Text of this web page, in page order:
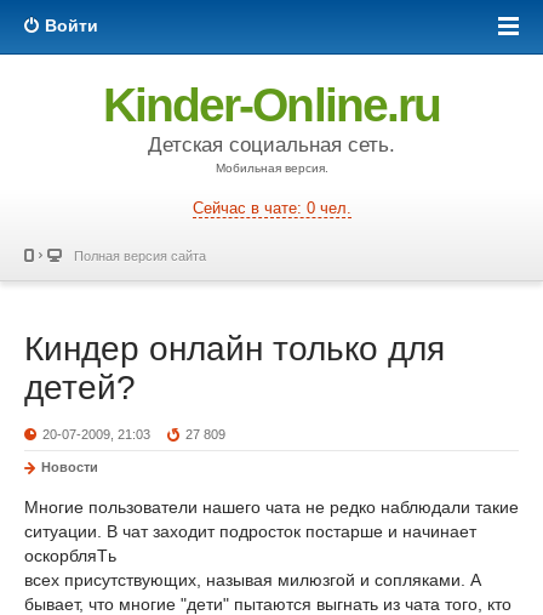
Войти
Kinder-Online.ru
Детская социальная сеть.
Мобильная версия.
Сейчас в чате: 0 чел.
Полная версия сайта
Киндер онлайн только для
детей?
20-07-2009, 21:03 27 809
Новости
Многие пользователи нашего чата не редко наблюдали такие
ситуации. В чат заходит подросток постарше и начинает
оскорбляTь
всех присутствующих, называя милюзгой и сопляками. А
бывает, что многие "дети" пытаются выгнать из чата того, кто